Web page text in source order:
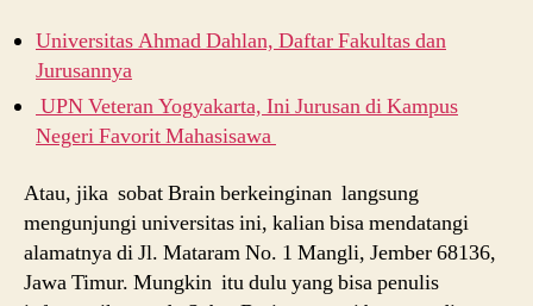
Universitas Ahmad Dahlan, Daftar Fakultas dan
Jurusannya
UPN Veteran Yogyakarta, Ini Jurusan di Kampus
Negeri Favorit Mahasisawa
Atau, jika sobat Brain berkeinginan langsung
mengunjungi universitas ini, kalian bisa mendatangi
alamatnya di Jl. Mataram No. 1 Mangli, Jember 68136,
Jawa Timur. Mungkin itu dulu yang bisa penulis